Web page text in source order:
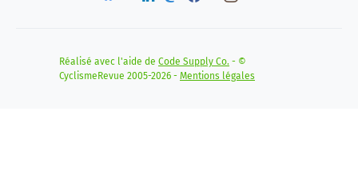
Réalisé avec l'aide de Code Supply Co. - ©
CyclismeRevue 2005-2026 - Mentions légales